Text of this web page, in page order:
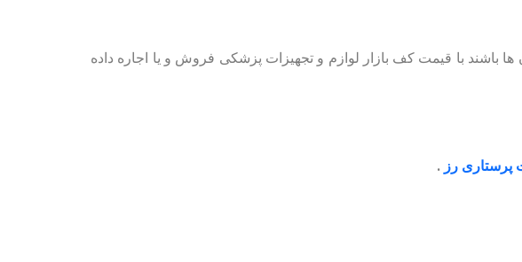
باشند با قیمت کف بازار لوازم و تجهیزات پزشکی فروش و یا اجاره داده
پرستاری رز .